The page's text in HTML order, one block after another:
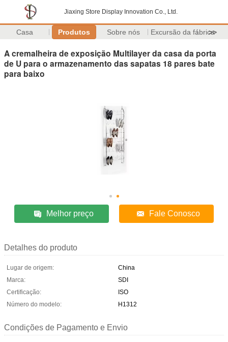
Jiaxing Store Display Innovation Co., Ltd.
Casa Produtos Sobre nós Excursão da fábrica
>>
A cremalheira de exposição Multilayer da casa da porta
de U para o armazenamento das sapatas 18 pares bate
para baixo
Melhor preço Fale Conosco
Detalhes do produto
Lugar de origem:
China
Marca:
SDI
Certificação:
ISO
Número do modelo:
H1312
Condições de Pagamento e Envio